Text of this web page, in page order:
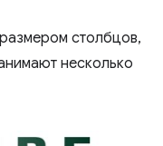
столбцов,
несколько